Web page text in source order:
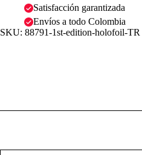
Satisfacción garantizada
Envíos a todo Colombia
SKU: 88791-1st-edition-holofoil-TR